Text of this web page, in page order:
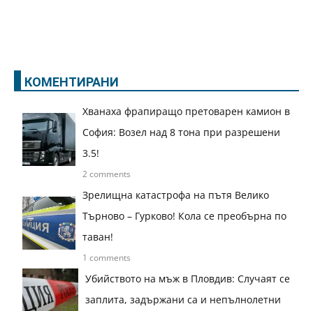
КОМЕНТИРАНИ
Хванаха фрапиращо претоварен камион в
София: Возел над 8 тона при разрешени
3.5!
2 comments
Зрелищна катастрофа на пътя Велико
Търново – Гурково! Кола се преобърна по
таван!
1 comments
Убийството на мъж в Пловдив: Случаят се
заплита, задържани са и непълнолетни